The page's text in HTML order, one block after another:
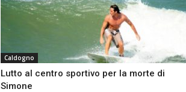
Caldogno
Lutto al centro sportivo per la morte di
Simone